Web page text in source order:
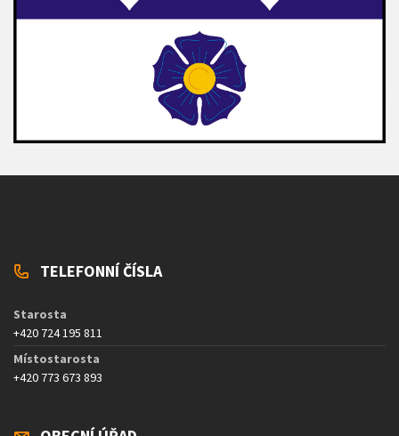
TELEFONNÍ ČÍSLA
Starosta
+420 724 195 811
Místostarosta
+420 773 673 893